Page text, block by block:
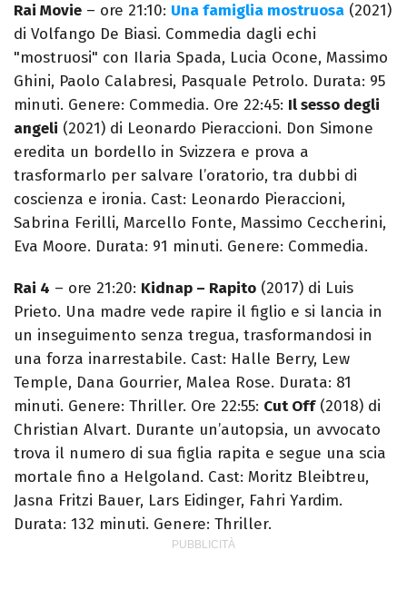
Rai Movie – ore 21:10: Una famiglia mostruosa (2021)
di Volfango De Biasi. Commedia dagli echi
"mostruosi" con Ilaria Spada, Lucia Ocone, Massimo
Ghini, Paolo Calabresi, Pasquale Petrolo. Durata: 95
minuti. Genere: Commedia. Ore 22:45: Il sesso degli
angeli (2021) di Leonardo Pieraccioni. Don Simone
eredita un bordello in Svizzera e prova a
trasformarlo per salvare l’oratorio, tra dubbi di
coscienza e ironia. Cast: Leonardo Pieraccioni,
Sabrina Ferilli, Marcello Fonte, Massimo Ceccherini,
Eva Moore. Durata: 91 minuti. Genere: Commedia.
Rai 4 – ore 21:20: Kidnap – Rapito (2017) di Luis
Prieto. Una madre vede rapire il figlio e si lancia in
un inseguimento senza tregua, trasformandosi in
una forza inarrestabile. Cast: Halle Berry, Lew
Temple, Dana Gourrier, Malea Rose. Durata: 81
minuti. Genere: Thriller. Ore 22:55: Cut Off(2018) di
Christian Alvart. Durante un’autopsia, un avvocato
trova il numero di sua figlia rapita e segue una scia
mortale fino a Helgoland. Cast: Moritz Bleibtreu,
Jasna Fritzi Bauer, Lars Eidinger, Fahri Yardim.
Durata: 132 minuti. Genere: Thriller.